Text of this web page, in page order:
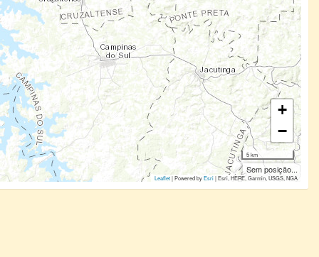
+
−
5 km
Sem posição...
Leaflet| Powered byEsri|Esri, HERE, Garmin, USGS, NGA